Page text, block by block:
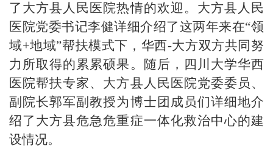
了大方县人民医院热情的欢迎 。 大方县人民
医院党委书记李健详细介绍了这两年来在“领
域+地域”帮扶模式下， 华西-大方双方共同努
力 所取得的累累硕果 。 随后， 四川大学华西
医院帮扶专家、大方县人民医院党委委员、
副院长郭军副教授为博士团成员们详细地介
绍了大方县危急危重症一体化救治中心的建
设情况。